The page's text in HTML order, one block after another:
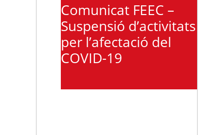
Comunicat FEEC –
Suspensió d’activitats
per l’afectació del
COVID-19